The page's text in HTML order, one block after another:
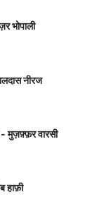
भोपाली
नीरज
मुज़फ़्फ़र वारसी
हाफ़ी